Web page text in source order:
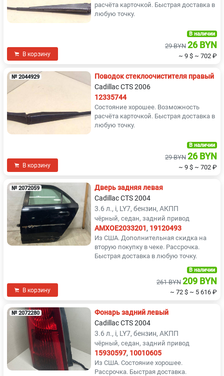
расчёта карточкой. Быстрая доставка в
любую точку.
В корзину
В наличии
29 BYN 26 BYN
~ 9 $ ~ 702 ₽
№ 2044929
Поводок стеклоочистителя правый
Cadillac CTS 2006
12335744
Состояние хорошее. Возможность
расчёта карточкой. Быстрая доставка в
любую точку.
В корзину
В наличии
29 BYN 26 BYN
~ 9 $ ~ 702 ₽
№ 2072059
Дверь задняя левая
Cadillac CTS 2004
3.6 л., i, LY7, бензин, АКПП
чёрный, седан, задний привод
AMXOE2033201, 19120493
Из США. Дополнительная скидка на
вторую покупку в чеке. Рассрочка.
Быстрая доставка в любую точку.
В корзину
В наличии
261 BYN 209 BYN
~ 72 $ ~ 5 616 ₽
№ 2072280
Фонарь задний левый
Cadillac CTS 2004
3.6 л., i, LY7, бензин, АКПП
чёрный, седан, задний привод
15930597, 10010605
Из США. Состояние хорошее.
Рассрочка. Быстрая доставка.